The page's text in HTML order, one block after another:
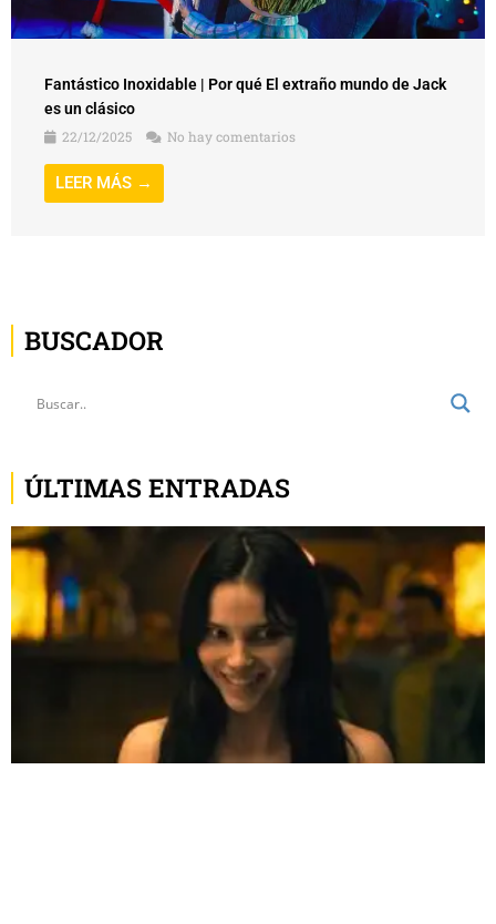
Fantástico Inoxidable | Por qué El extraño mundo de Jack
es un clásico
22/12/2025
No hay comentarios
LEER MÁS →
BUSCADOR
ÚLTIMAS ENTRADAS